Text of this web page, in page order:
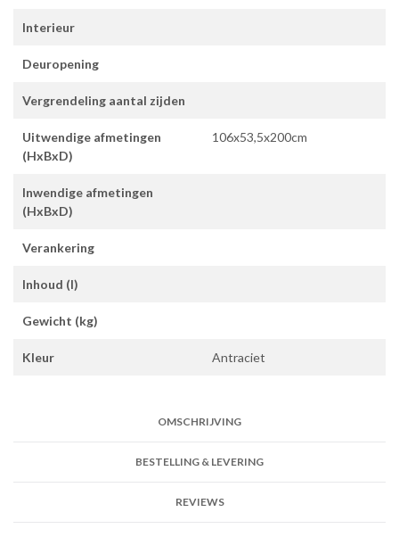
Interieur
Deuropening
Vergrendeling aantal zijden
Uitwendige afmetingen
(HxBxD)
106x53,5x200cm
Inwendige afmetingen
(HxBxD)
Verankering
Inhoud (l)
Gewicht (kg)
Kleur Antraciet
OMSCHRIJVING
BESTELLING & LEVERING
REVIEWS